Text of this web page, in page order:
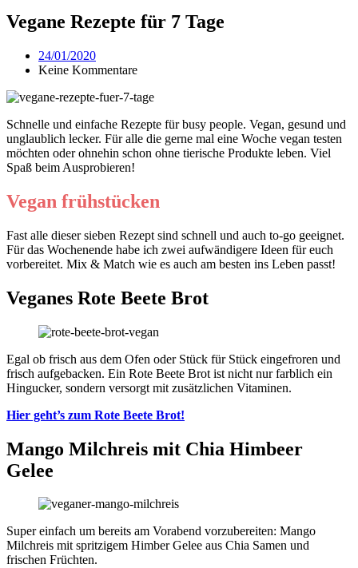
Vegane Rezepte für 7 Tage
24/01/2020
Keine Kommentare
Schnelle und einfache Rezepte für busy people. Vegan, gesund und
unglaublich lecker. Für alle die gerne mal eine Woche vegan testen
möchten oder ohnehin schon ohne tierische Produkte leben. Viel
Spaß beim Ausprobieren!
Vegan frühstücken
Fast alle dieser sieben Rezept sind schnell und auch to-go geeignet.
Für das Wochenende habe ich zwei aufwändigere Ideen für euch
vorbereitet. Mix & Match wie es auch am besten ins Leben passt!
Veganes Rote Beete Brot
Egal ob frisch aus dem Ofen oder Stück für Stück eingefroren und
frisch aufgebacken. Ein Rote Beete Brot ist nicht nur farblich ein
Hingucker, sondern versorgt mit zusätzlichen Vitaminen.
Hier geht’s zum Rote Beete Brot!
Mango Milchreis mit Chia Himbeer
Gelee
Super einfach um bereits am Vorabend vorzubereiten: Mango
Milchreis mit spritzigem Himber Gelee aus Chia Samen und
frischen Früchten.